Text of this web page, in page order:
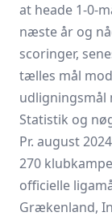
at heade 1-0-
næste år og
scoringer,
tælles mål
udligningsmål
Statistik og
Pr. august
270
officielle
Grækenland,